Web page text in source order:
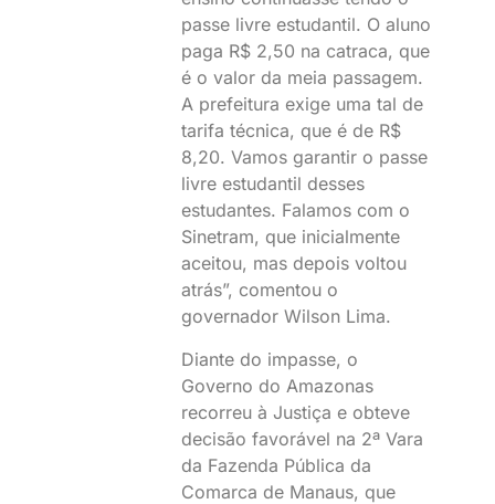
passe livre estudantil. O aluno
paga R$ 2,50 na catraca, que
é o valor da meia passagem.
A prefeitura exige uma tal de
tarifa técnica, que é de R$
8,20. Vamos garantir o passe
livre estudantil desses
estudantes. Falamos com o
Sinetram, que inicialmente
aceitou, mas depois voltou
atrás”, comentou o
governador Wilson Lima.
Diante do impasse, o
Governo do Amazonas
recorreu à Justiça e obteve
decisão favorável na 2ª Vara
da Fazenda Pública da
Comarca de Manaus, que